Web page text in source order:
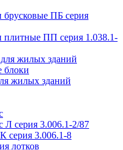
ПБ серия
плитные ПП серия 1.038.1-
жилых зданий
блоки
жилых зданий
Л серия 3.006.1-2/87
серия 3.006.1-8
лотков